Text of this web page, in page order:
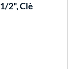
2", Clè